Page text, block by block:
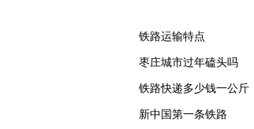
铁路运输特点
枣庄城市过年磕头吗
铁路快递多少钱一公斤
新中国第一条铁路